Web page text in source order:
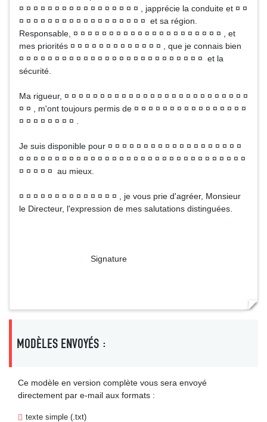
¤ ¤ ¤ ¤ ¤ ¤ ¤ ¤ ¤ ¤ ¤ ¤ ¤ ¤ ¤ ¤ ¤ , japprécie la conduite et ¤ ¤
¤ ¤ ¤ ¤ ¤ ¤ ¤ ¤ ¤ ¤ ¤ ¤ ¤ ¤ ¤ ¤ ¤ ¤ et sa région.
Responsable, ¤ ¤ ¤ ¤ ¤ ¤ ¤ ¤ ¤ ¤ ¤ ¤ ¤ ¤ ¤ ¤ ¤ ¤ ¤ ¤ ¤ , et
mes priorités ¤ ¤ ¤ ¤ ¤ ¤ ¤ ¤ ¤ ¤ ¤ ¤ ¤ , que je connais bien
¤ ¤ ¤ ¤ ¤ ¤ ¤ ¤ ¤ ¤ ¤ ¤ ¤ ¤ ¤ ¤ ¤ ¤ ¤ ¤ ¤ ¤ ¤ ¤ ¤ ¤ et la
sécurité.
Ma rigueur, ¤ ¤ ¤ ¤ ¤ ¤ ¤ ¤ ¤ ¤ ¤ ¤ ¤ ¤ ¤ ¤ ¤ ¤ ¤ ¤ ¤ ¤ ¤ ¤ ¤ ¤
¤ ¤ , m'ont toujours permis de ¤ ¤ ¤ ¤ ¤ ¤ ¤ ¤ ¤ ¤ ¤ ¤ ¤ ¤ ¤ ¤
¤ ¤ ¤ ¤ ¤ ¤ ¤ ¤ .
Je suis disponible pour ¤ ¤ ¤ ¤ ¤ ¤ ¤ ¤ ¤ ¤ ¤ ¤ ¤ ¤ ¤ ¤ ¤ ¤ ¤
¤ ¤ ¤ ¤ ¤ ¤ ¤ ¤ ¤ ¤ ¤ ¤ ¤ ¤ ¤ ¤ ¤ ¤ ¤ ¤ ¤ ¤ ¤ ¤ ¤ ¤ ¤ ¤ ¤ ¤ ¤ ¤
¤ ¤ ¤ ¤ ¤ au mieux.
¤ ¤ ¤ ¤ ¤ ¤ ¤ ¤ ¤ ¤ ¤ ¤ ¤ ¤ , je vous prie d'agréer, Monsieur
le Directeur, l'expression de mes salutations distinguées.
Signature
MODÈLES ENVOYÉS :
Ce modèle en version complète vous sera envoyé
directement par e-mail aux formats :
texte simple (.txt)